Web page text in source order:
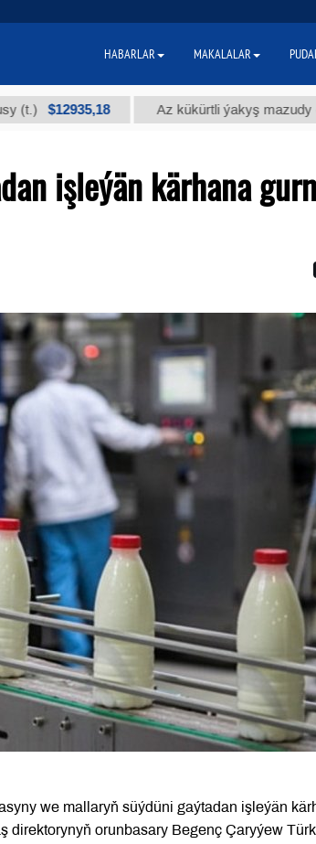
$12935,18 Az kükürtli ýakyş mazudy (t.)
işleýän kärhana
we mallaryň süýdüni gaýtadan işleýän
direktorynyň orunbasary Begenç Çaryýew
HABARLAR MAKALALAR